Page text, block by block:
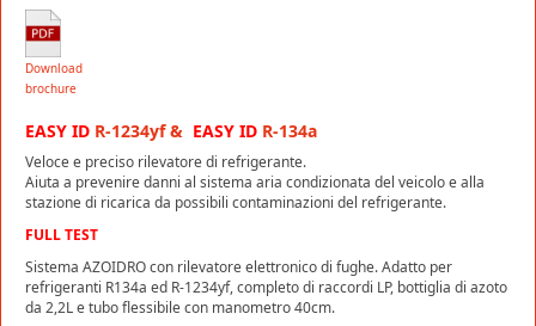
Download
brochure
EASY ID R-1234yf & EASY ID R-134a
Veloce e preciso rilevatore di refrigerante.
Aiuta a prevenire danni al sistema aria condizionata del veicolo e alla
stazione di ricarica da possibili contaminazioni del refrigerante.
FULL TEST
Sistema AZOIDRO con rilevatore elettronico di fughe. Adatto per
refrigeranti R134a ed R-1234yf, completo di raccordi LP, bottiglia di azoto
da 2,2L e tubo flessibile con manometro 40cm.